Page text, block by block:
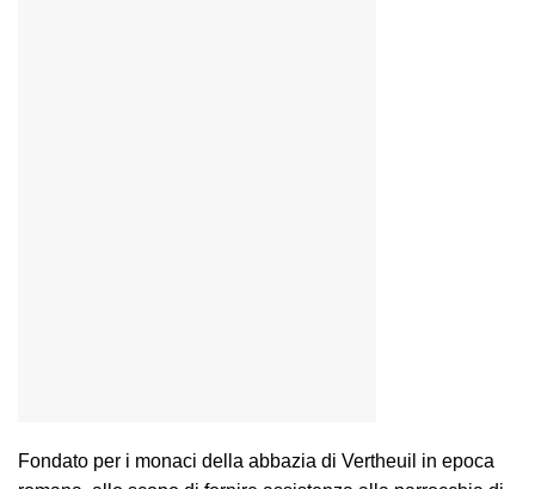
Fondato per i monaci della abbazia di Vertheuil in epoca